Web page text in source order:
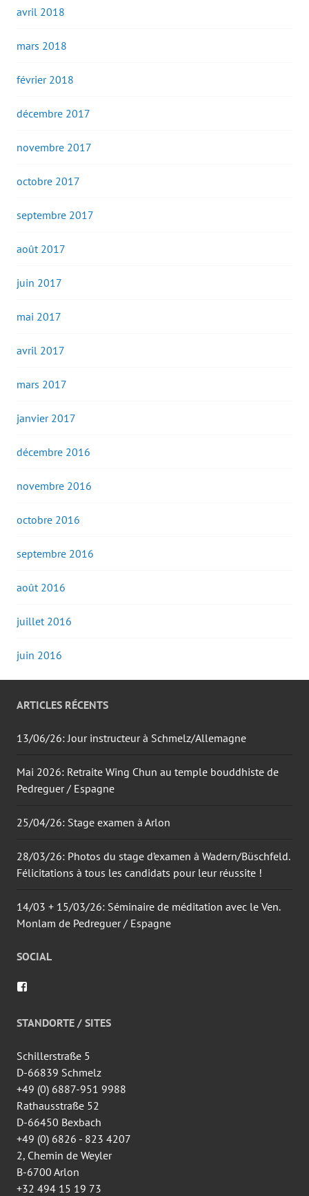
avril 2018
mars 2018
février 2018
décembre 2017
novembre 2017
octobre 2017
septembre 2017
août 2017
juin 2017
mai 2017
avril 2017
mars 2017
janvier 2017
décembre 2016
novembre 2016
octobre 2016
septembre 2016
août 2016
juillet 2016
juin 2016
ARTICLES RÉCENTS
13/06/26: Jour instructeur à Schmelz/Allemagne
Mai 2026: Retraite Wing Chun au temple bouddhiste de
Pedreguer / Espagne
25/04/26: Stage examen à Arlon
28/03/26: Photos du stage d’examen à Wadern/Büschfeld.
Félicitations à tous les candidats pour leur réussite !
14/03 + 15/03/26: Séminaire de méditation avec le Ven.
Monlam de Pedreguer / Espagne
SOCIAL
de
wingtsun.arlon
Facebook
STANDORTE / SITES
Schillerstraße 5
D-66839 Schmelz
+49 (0) 6887-951 9988
Rathausstraße 52
D-66450 Bexbach
+49 (0) 6826 - 823 4207
2, Chemin de Weyler
B-6700 Arlon
+32 494 15 19 73